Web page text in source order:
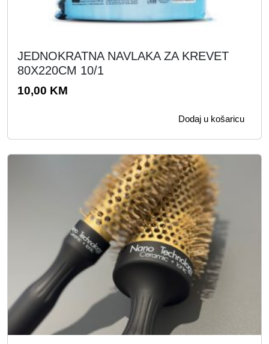
JEDNOKRATNA NAVLAKA ZA KREVET
80X220CM 10/1
10,00 KM
Dodaj u košaricu